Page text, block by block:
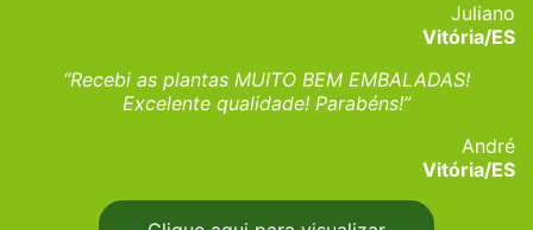
Juliano
Vitória/ES
“Recebi as plantas MUITO BEM EMBALADAS!
Excelente qualidade! Parabéns!”
André
Vitória/ES